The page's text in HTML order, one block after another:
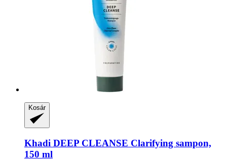
Kosár
Khadi DEEP CLEANSE Clarifying sampon,
150 ml